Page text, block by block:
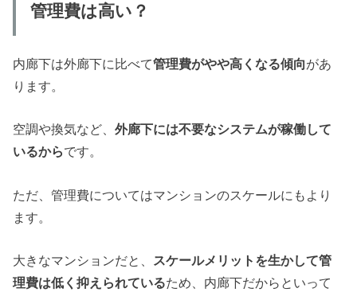
管理費は高い？
内廊下は外廊下に比べて管理費がやや高くなる傾向があ
ります。
空調や換気など、外廊下には不要なシステムが稼働して
いるからです。
ただ、管理費についてはマンションのスケールにもより
ます。
大きなマンションだと、 スケールメリットを生かして管
理費は低く抑えられているため、内廊下だからといって